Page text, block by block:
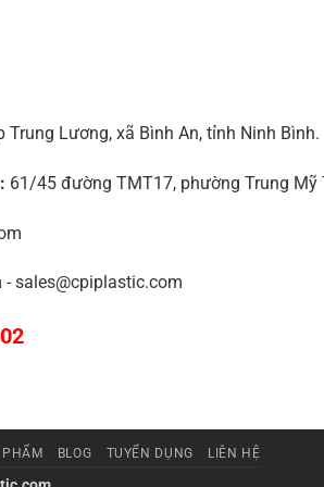
Trung Lương, xã Bình An, tỉnh Ninh Bình.
61/45 đường TMT17, phường Trung Mỹ
sales@cpiplastic.com
BLOG TUYỂN DỤNG LIÊN HỆ